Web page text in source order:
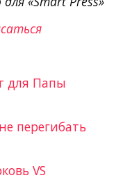
для Папы
перегибать
VS